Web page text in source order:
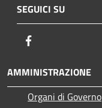
SEGUICI SU
AMMINISTRAZIONE
Organi di Governo